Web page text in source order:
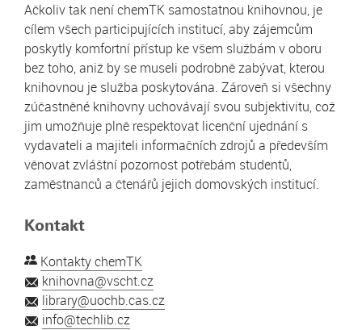
Ačkoliv tak není chemTK samostatnou knihovnou, je
cílem všech participujících institucí, aby zájemcům
poskytly komfortní přístup ke všem službám v oboru
bez toho, aniž by se museli podrobně zabývat, kterou
knihovnou je služba poskytována. Zároveň si všechny
zúčastněné knihovny uchovávají svou subjektivitu, což
jim umožňuje plně respektovat licenční ujednání s
vydavateli a majiteli informačních zdrojů a především
věnovat zvláštní pozornost potřebám studentů,
zaměstnanců a čtenářů jejich domovských institucí.
Kontakt
Kontakty chemTK
knihovna@vscht.cz
library@uochb.cas.cz
info@techlib.cz